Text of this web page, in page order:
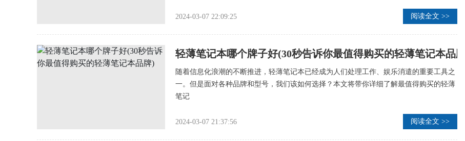
2024-03-07 22:09:25 阅读全文 >>
轻薄笔记本哪个牌子好(30秒告诉你最值得购买的轻薄笔记本品牌)
随着信息化浪潮的不断推进，轻薄笔记本已经成为人们处理工作、娱乐消遣的重要工具之
一。但是面对各种品牌和型号，我们该如何选择？本文将带你详细了解最值得购买的轻薄
笔记
2024-03-07 21:37:56 阅读全文 >>